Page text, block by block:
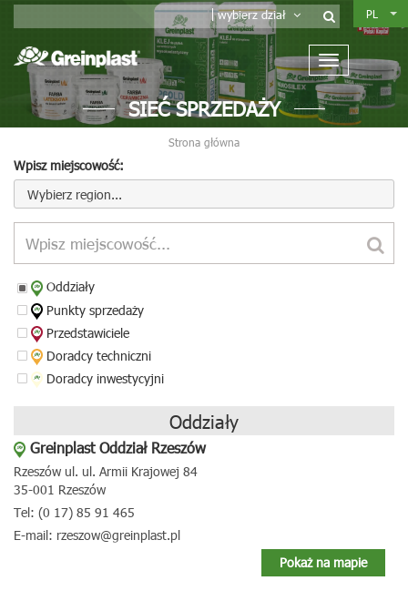
wybierz dział PL
SIEĆ SPRZEDAŻY
Strona główna
Wpisz miejscowość:
Wybierz region...
Oddziały
Punkty sprzedaży
Przedstawiciele
Doradcy techniczni
Doradcy inwestycyjni
Oddziały
Greinplast Oddział Rzeszów
Rzeszów ul. ul. Armii Krajowej 84
35-001 Rzeszów
Tel: (0 17) 85 91 465
E-mail: rzeszow@greinplast.pl
Pokaż na mapie